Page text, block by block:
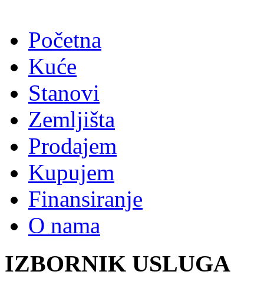
Početna
Kuće
Stanovi
Zemljišta
Prodajem
Kupujem
Finansiranje
O nama
IZBORNIK USLUGA